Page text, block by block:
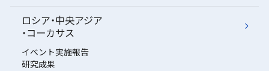
ロシア・中央アジア
・コーカサス
イベント実施報告
研究成果